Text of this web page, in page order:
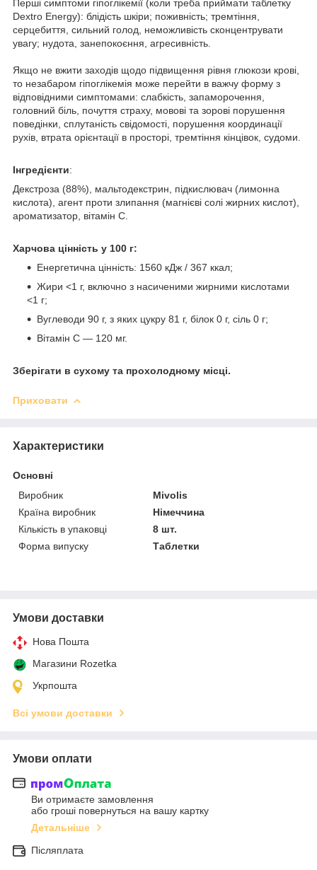
Перші симптоми гіпоглікемії (коли треба приймати таблетку
Dextro Energy): блідість шкіри; поживність; тремтіння,
серцебиття, сильний голод, неможливість сконцентрувати
увагу; нудота, занепокоєння, агресивність.
Якщо не вжити заходів щодо підвищення рівня глюкози крові,
то незабаром гіпоглікемія може перейти в важчу форму з
відповідними симптомами: слабкість, запаморочення,
головний біль, почуття страху, мовові та зорові порушення
поведінки, сплутаність свідомості, порушення координації
рухів, втрата орієнтації в просторі, тремтіння кінцівок, судоми.
Інгредієнти:
Декстроза (88%), мальтодекстрин, підкислювач (лимонна
кислота), агент проти злипання (магнієві солі жирних кислот),
ароматизатор, вітамін С.
Харчова цінність у 100 г:
Енергетична цінність: 1560 кДж / 367 ккал;
Жири <1 г, включно з насиченими жирними кислотами
<1 г;
Вуглеводи 90 г, з яких цукру 81 г, білок 0 г, сіль 0 г;
Вітамін С — 120 мг.
Зберігати в сухому та прохолодному місці.
Приховати
Характеристики
Основні
Виробник
Mivolis
Країна виробник
Німеччина
Кількість в упаковці
8 шт.
Форма випуску
Таблетки
Умови доставки
Нова Пошта
Магазини Rozetka
Укрпошта
Всі умови доставки
Умови оплати
Ви отримаєте замовлення
або гроші повернуться на вашу картку
Детальніше
Післяплата